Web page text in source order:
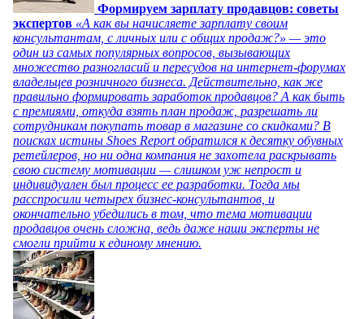
Формируем зарплату продавцов: советы
экспертов «А как вы начисляете зарплату своим
консультантам, с личных или с общих продаж?» — это
один из самых популярных вопросов, вызывающих
множество разногласий и пересудов на интернет-форумах
владельцев розничного бизнеса. Действительно, как же
правильно формировать заработок продавцов? А как быть
с премиями, откуда взять план продаж, разрешать ли
сотрудникам покупать товар в магазине со скидками? В
поисках истины Shoes Report обратился к десятку обувных
ретейлеров, но ни одна компания не захотела раскрывать
свою систему мотивации — слишком уж непрост и
индивидуален был процесс ее разработки. Тогда мы
расспросили четырех бизнес-консультантов, и
окончательно убедились в том, что тема мотивации
продавцов очень сложна, ведь даже наши эксперты не
смогли прийти к единому мнению.